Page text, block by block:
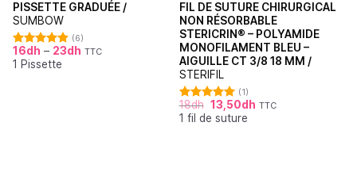
PISSETTE GRADUÉE /
SUMBOW
Note4.83
sur 5
(6)
16dh – 23dh TTC
1 Pissette
FIL DE SUTURE CHIRURGICAL
NON RÉSORBABLE
STERICRIN® – POLYAMIDE
MONOFILAMENT BLEU –
AIGUILLE CT 3/8 18 MM /
STERIFIL
Note
5.00
sur 5
(1)
18dh 13,50dh TTC
1 fil de suture